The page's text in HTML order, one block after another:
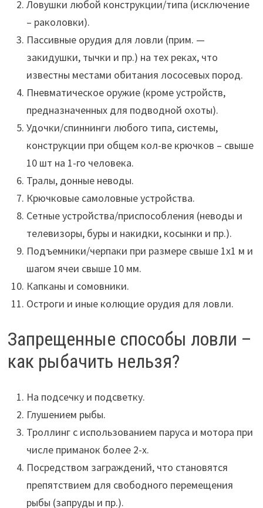
Ловушки любой конструкции/типа (исключение
– раколовки).
Пассивные орудия для ловли (прим. —
закидушки, тычки и пр.) на тех реках, что
известны местами обитания лососевых пород.
Пневматическое оружие (кроме устройств,
предназначенных для подводной охоты).
Удочки/спиннинги любого типа, системы,
конструкции при общем кол-ве крючков – свыше
10 шт на 1-го человека.
Тралы, донные неводы.
Крючковые самоловные устройства.
Сетные устройства/приспособления (неводы и
телевизоры, буры и накидки, косынки и пр.).
Подъемники/черпаки при размере свыше 1х1 м и
шагом ячеи свыше 10 мм.
Капканы и сомовники.
Остроги и иные колющие орудия для ловли.
Запрещенные способы ловли –
как рыбачить нельзя?
На подсечку и подсветку.
Глушением рыбы.
Троллинг с использованием паруса и мотора при
числе приманок более 2-х.
Посредством заграждений, что становятся
препятствием для свободного перемещения
рыбы (запруды и пр.).